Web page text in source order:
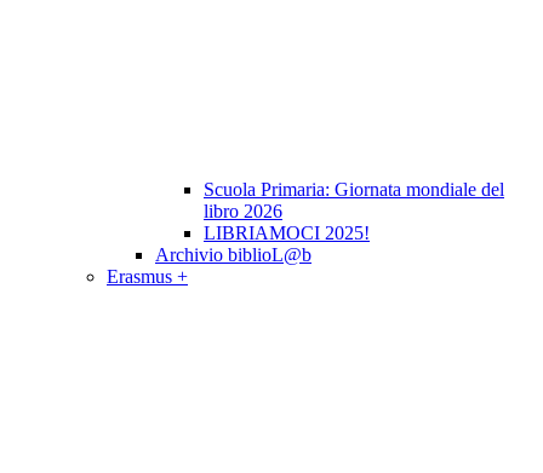
Scuola Primaria: Giornata mondiale del
libro 2026
LIBRIAMOCI 2025!
Archivio biblioL@b
Erasmus +